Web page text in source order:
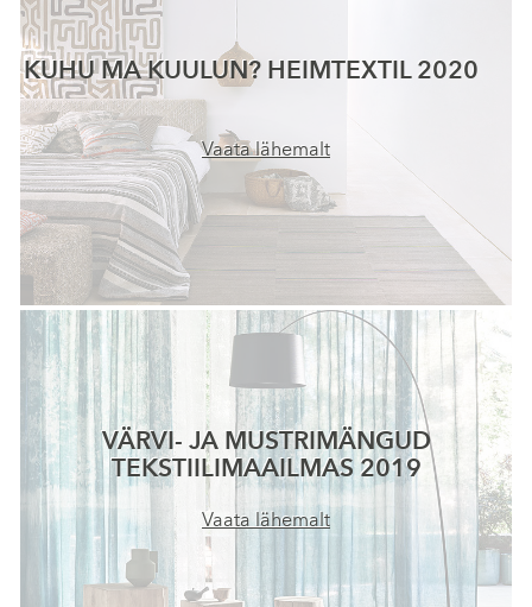
KUHU MA KUULUN? HEIMTEXTIL 2020
Vaata lähemalt
VÄRVI- JA MUSTRIMÄNGUD
TEKSTIILIMAAILMAS 2019
Vaata lähemalt